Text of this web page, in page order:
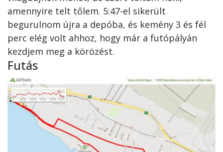
amennyire telt tőlem. 5:47-el sikerült
begurulnom újra a depóba, és kemény 3 és fél
perc elég volt ahhoz, hogy már a futópályán
kezdjem meg a körözést.
Futás